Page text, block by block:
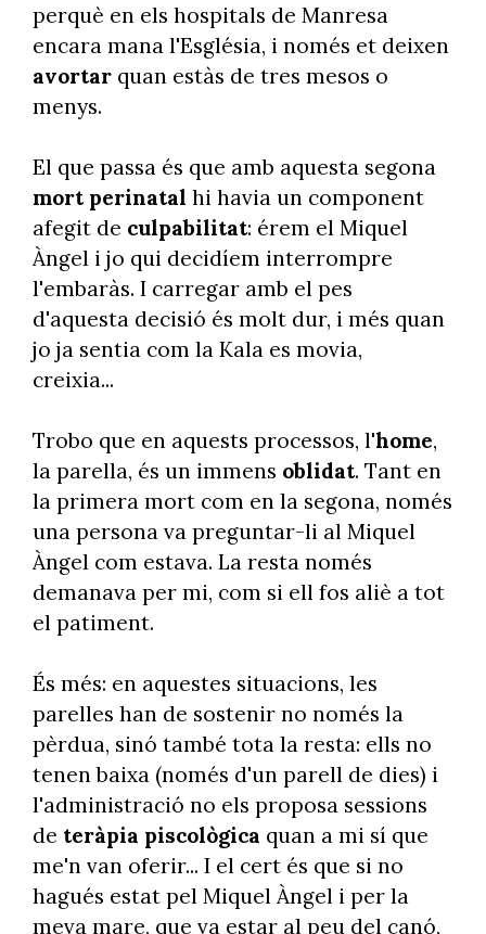
perquè en els hospitals de Manresa
encara mana l'Església, i només et deixen
avortar quan estàs de tres mesos o
menys.
El que passa és que amb aquesta segona
mort perinatal hi havia un component
afegit de culpabilitat: érem el Miquel
Àngel i jo qui decidíem interrompre
l'embaràs. I carregar amb el pes
d'aquesta decisió és molt dur, i més quan
jo ja sentia com la Kala es movia,
creixia...
Trobo que en aquests processos, l'home,
la parella, és un immens oblidat. Tant en
la primera mort com en la segona, només
una persona va preguntar-li al Miquel
Àngel com estava. La resta només
demanava per mi, com si ell fos aliè a tot
el patiment.
És més: en aquestes situacions, les
parelles han de sostenir no només la
pèrdua, sinó també tota la resta: ells no
tenen baixa (només d'un parell de dies) i
l'administració no els proposa sessions
de teràpia piscològica quan a mi sí que
me'n van oferir... I el cert és que si no
hagués estat pel Miquel Àngel i per la
meva mare, que va estar al peu del canó,